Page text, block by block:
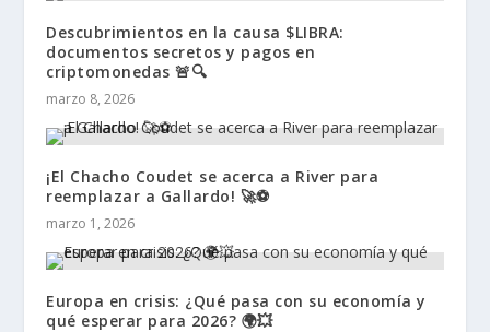
Descubrimientos en la causa $LIBRA:
documentos secretos y pagos en
criptomonedas 🚨🔍
marzo 8, 2026
¡El Chacho Coudet se acerca a River para
reemplazar a Gallardo! 🚀⚽
marzo 1, 2026
Europa en crisis: ¿Qué pasa con su economía y
qué esperar para 2026? 🌍💥